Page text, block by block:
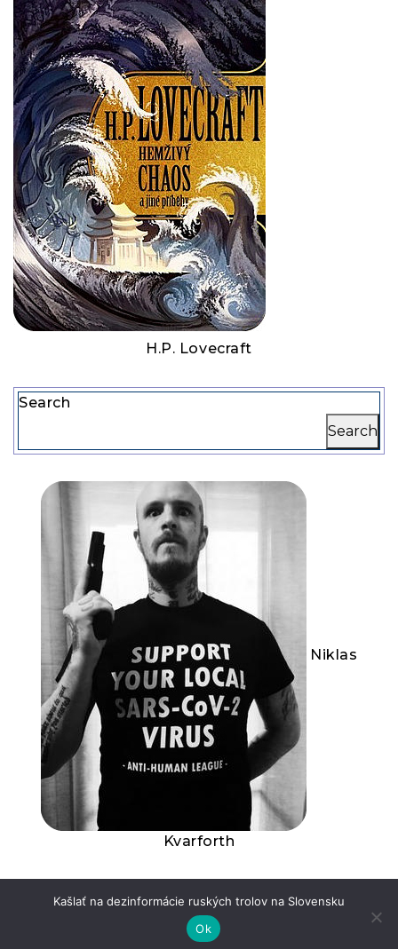
H.P. Lovecraft
Search
Search
Niklas
Kvarforth
Dictatorship 101: Accuse your enemy of that
which you are guilty!
Kašlať na dezinformácie ruských trolov na Slovensku
Ok